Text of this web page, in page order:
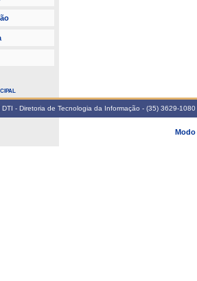
DTI - Diretoria de Tecnologia da Informação - (35) 3629-
Modo